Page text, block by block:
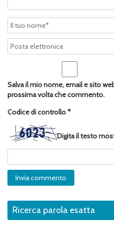
Salva il mio nome, email e sito
prossima volta che commento.
Codice di controllo*
Digita il testo
Ricerca parola esatta